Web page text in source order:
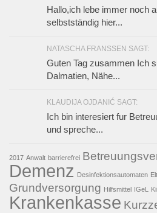
Hallo,ich lebe immer noch
selbstständig hier...
NATASCHA FRANSSEN SAGT:
Guten Tag zusammen Ich
Dalmatien, Nähe...
KLAUDIJA OJDANIĆ SAGT:
Ich bin interesiert fur
und spreche...
2017 Anwalt barrierefrei
Demenz Desinfektionsautomaten
Grundversorgung Hilfsmittel IGeL
Krankenkasse